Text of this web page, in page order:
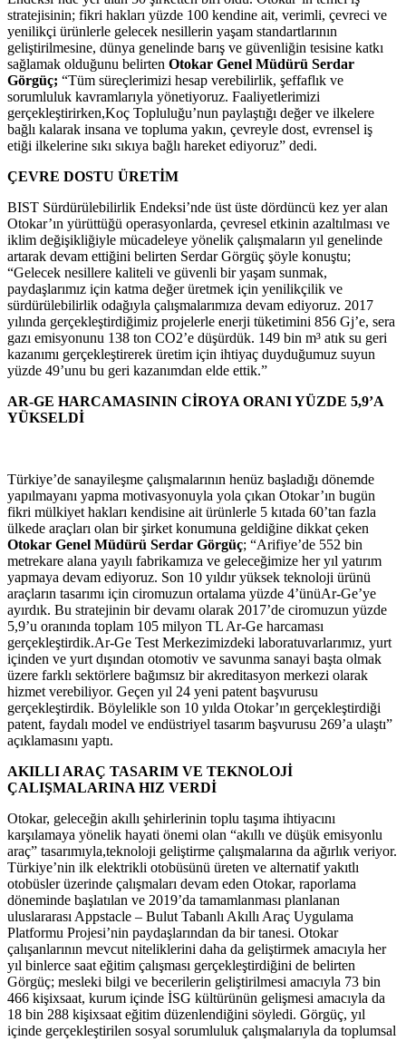
stratejisinin; fikri hakları yüzde 100 kendine ait, verimli, çevreci ve
yenilikçi ürünlerle gelecek nesillerin yaşam standartlarının
geliştirilmesine, dünya genelinde barış ve güvenliğin tesisine katkı
sağlamak olduğunu belirten Otokar Genel Müdürü Serdar
Görgüç; “Tüm süreçlerimizi hesap verebilirlik, şeffaflık ve
sorumluluk kavramlarıyla yönetiyoruz. Faaliyetlerimizi
gerçekleştirirken,Koç Topluluğu’nun paylaştığı değer ve ilkelere
bağlı kalarak insana ve topluma yakın, çevreyle dost, evrensel iş
etiği ilkelerine sıkı sıkıya bağlı hareket ediyoruz” dedi.
ÇEVRE DOSTU ÜRETİM
BIST Sürdürülebilirlik Endeksi’nde üst üste dördüncü kez yer alan
Otokar’ın yürüttüğü operasyonlarda, çevresel etkinin azaltılması ve
iklim değişikliğiyle mücadeleye yönelik çalışmaların yıl genelinde
artarak devam ettiğini belirten Serdar Görgüç şöyle konuştu;
“Gelecek nesillere kaliteli ve güvenli bir yaşam sunmak,
paydaşlarımız için katma değer üretmek için yenilikçilik ve
sürdürülebilirlik odağıyla çalışmalarımıza devam ediyoruz. 2017
yılında gerçekleştirdiğimiz projelerle enerji tüketimini 856 Gj’e, sera
gazı emisyonunu 138 ton CO2’e düşürdük. 149 bin m³ atık su geri
kazanımı gerçekleştirerek üretim için ihtiyaç duyduğumuz suyun
yüzde 49’unu bu geri kazanımdan elde ettik.”
AR-GE HARCAMASININ CİROYA ORANI YÜZDE 5,9’A
YÜKSELDİ
Türkiye’de sanayileşme çalışmalarının henüz başladığı dönemde
yapılmayanı yapma motivasyonuyla yola çıkan Otokar’ın bugün
fikri mülkiyet hakları kendisine ait ürünlerle 5 kıtada 60’tan fazla
ülkede araçları olan bir şirket konumuna geldiğine dikkat çeken
Otokar Genel Müdürü Serdar Görgüç; “Arifiye’de 552 bin
metrekare alana yayılı fabrikamıza ve geleceğimize her yıl yatırım
yapmaya devam ediyoruz. Son 10 yıldır yüksek teknoloji ürünü
araçların tasarımı için ciromuzun ortalama yüzde 4’ünüAr-Ge’ye
ayırdık. Bu stratejinin bir devamı olarak 2017’de ciromuzun yüzde
5,9’u oranında toplam 105 milyon TL Ar-Ge harcaması
gerçekleştirdik.Ar-Ge Test Merkezimizdeki laboratuvarlarımız, yurt
içinden ve yurt dışından otomotiv ve savunma sanayi başta olmak
üzere farklı sektörlere bağımsız bir akreditasyon merkezi olarak
hizmet verebiliyor. Geçen yıl 24 yeni patent başvurusu
gerçekleştirdik. Böylelikle son 10 yılda Otokar’ın gerçekleştirdiği
patent, faydalı model ve endüstriyel tasarım başvurusu 269’a ulaştı”
açıklamasını yaptı.
AKILLI ARAÇ TASARIM VE TEKNOLOJİ
ÇALIŞMALARINA HIZ VERDİ
Otokar, geleceğin akıllı şehirlerinin toplu taşıma ihtiyacını
karşılamaya yönelik hayati önemi olan “akıllı ve düşük emisyonlu
araç” tasarımıyla,teknoloji geliştirme çalışmalarına da ağırlık veriyor.
Türkiye’nin ilk elektrikli otobüsünü üreten ve alternatif yakıtlı
otobüsler üzerinde çalışmaları devam eden Otokar, raporlama
döneminde başlatılan ve 2019’da tamamlanması planlanan
uluslararası Appstacle – Bulut Tabanlı Akıllı Araç Uygulama
Platformu Projesi’nin paydaşlarından da bir tanesi. Otokar
çalışanlarının mevcut niteliklerini daha da geliştirmek amacıyla her
yıl binlerce saat eğitim çalışması gerçekleştirdiğini de belirten
Görgüç; mesleki bilgi ve becerilerin geliştirilmesi amacıyla 73 bin
466 kişixsaat, kurum içinde İSG kültürünün gelişmesi amacıyla da
18 bin 288 kişixsaat eğitim düzenlendiğini söyledi. Görgüç, yıl
içinde gerçekleştirilen sosyal sorumluluk çalışmalarıyla da toplumsal